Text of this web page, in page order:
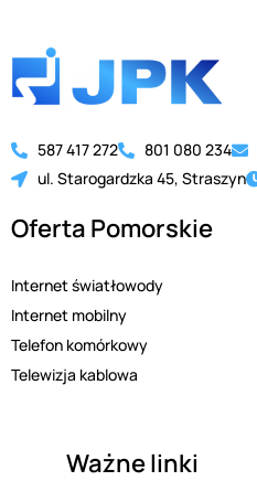
587 417 272 801 080 234
ul. Starogardzka 45, Straszyn
Oferta Pomorskie
Internet światłowody
Internet mobilny
Telefon komórkowy
Telewizja kablowa
Ważne linki